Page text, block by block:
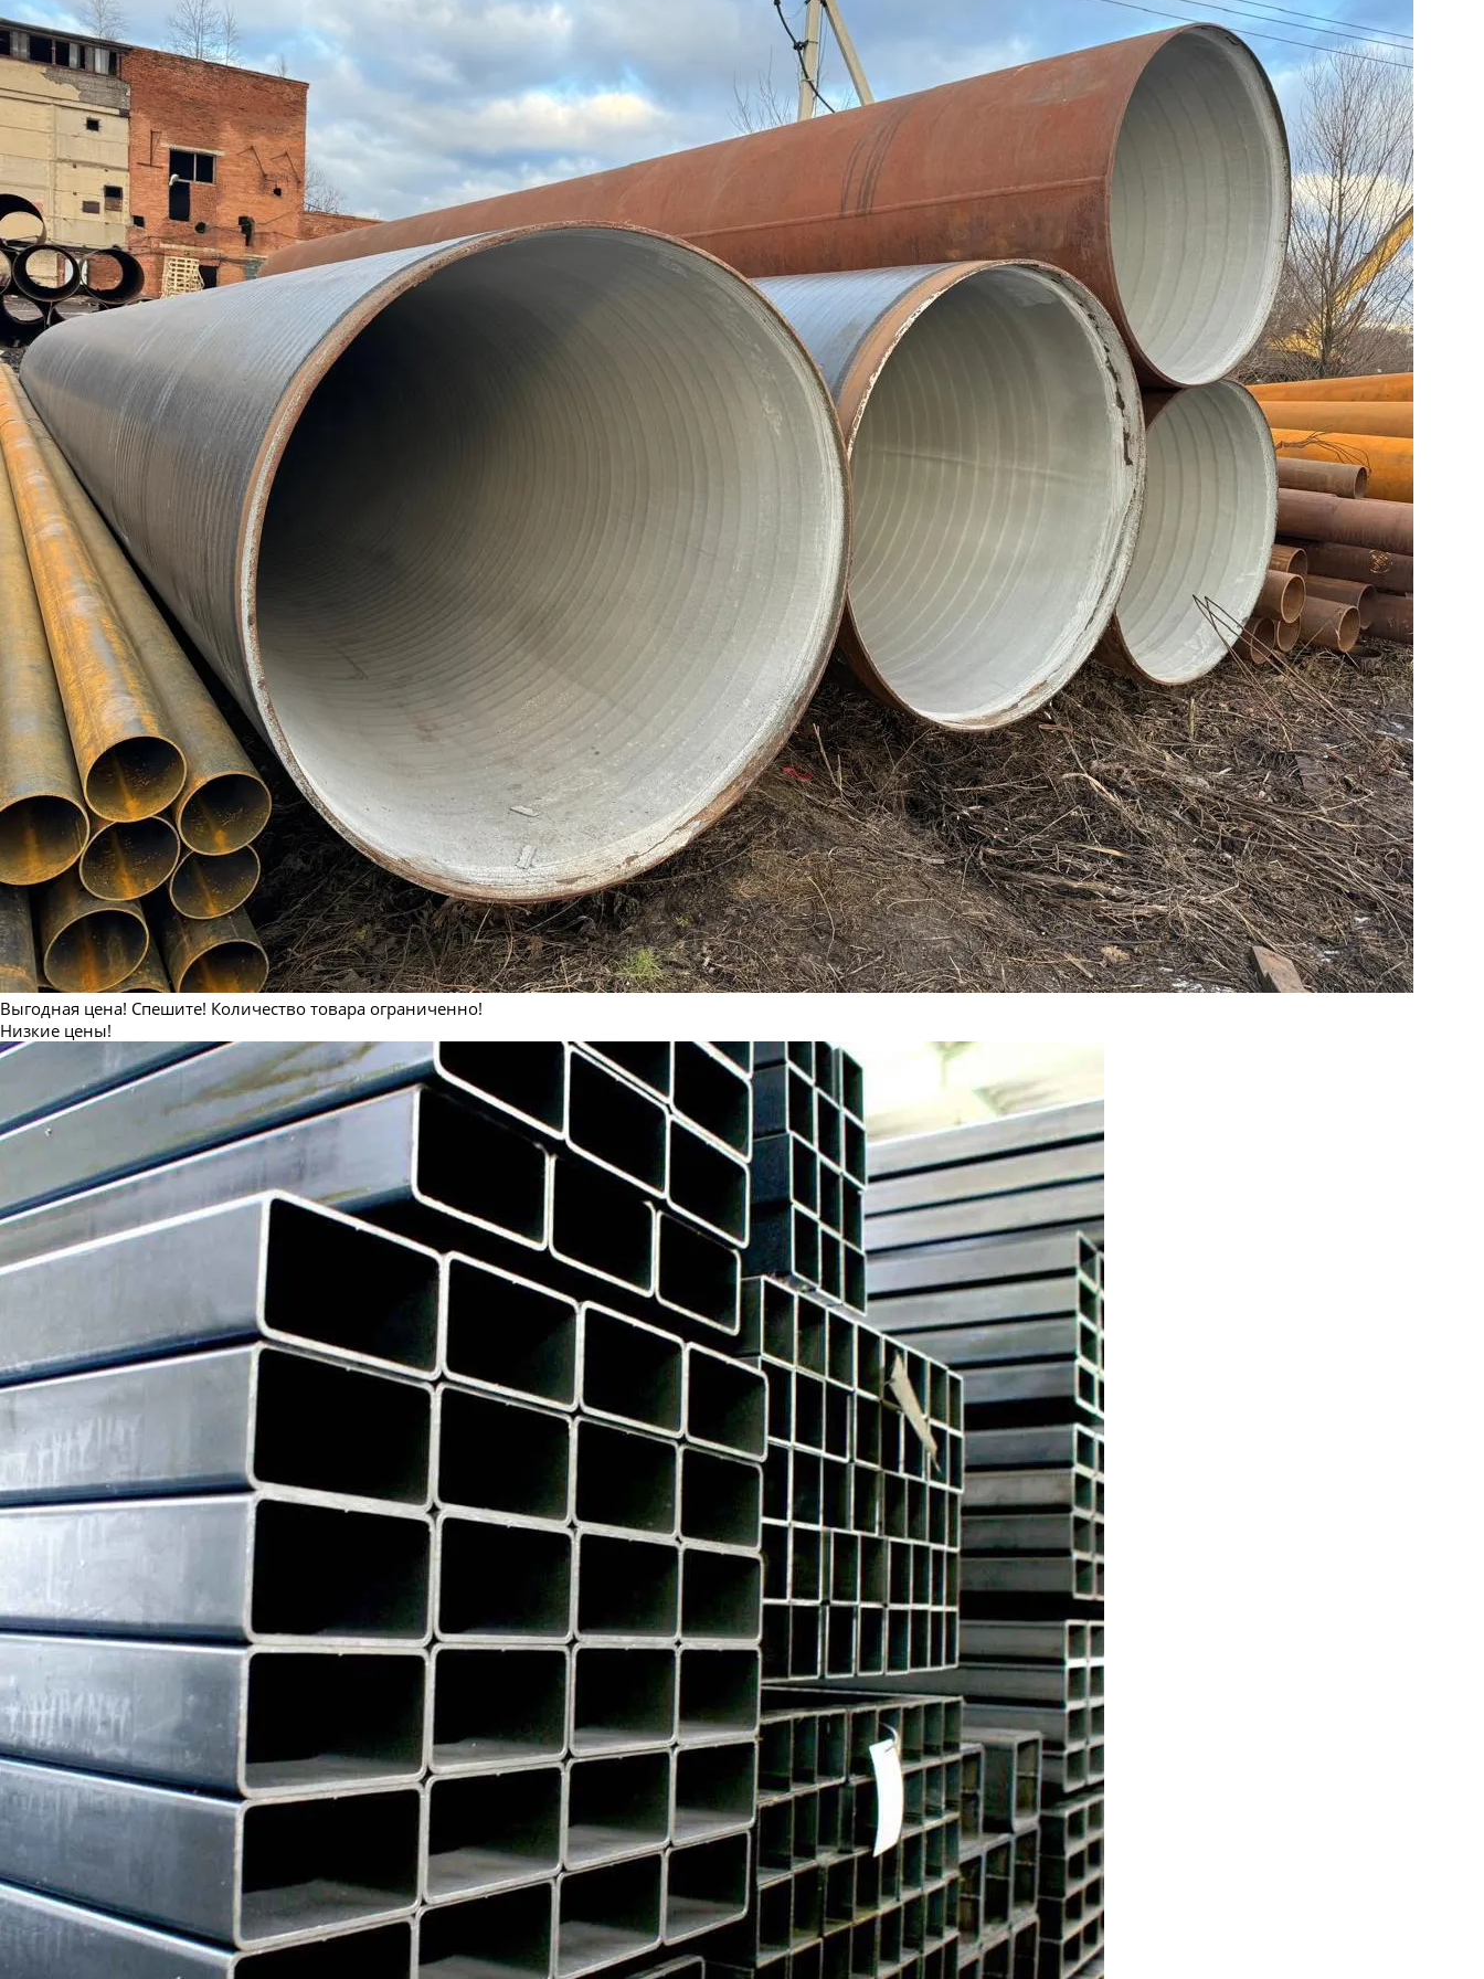
Труба профильная 250х150
Труба профильная 300х100
Труба профильная 300х200
Труба профильная 350х250
Труба профильная 400х200
Труба бесшовная 219
Труба бесшовная 245
Труба бесшовная 273
Труба бесшовная 299
Труба бесшовная 325
Труба бесшовная 330
Труба бесшовная 351
Труба бесшовная 377
Труба бесшовная 402
Труба бесшовная 426
Труба бесшовная 450
Труба бесшовная 480
Труба бесшовная 530
Труба бесшовная 550
Выгодная цена! Спешите! Количество товара ограниченно!
Низкие цены!